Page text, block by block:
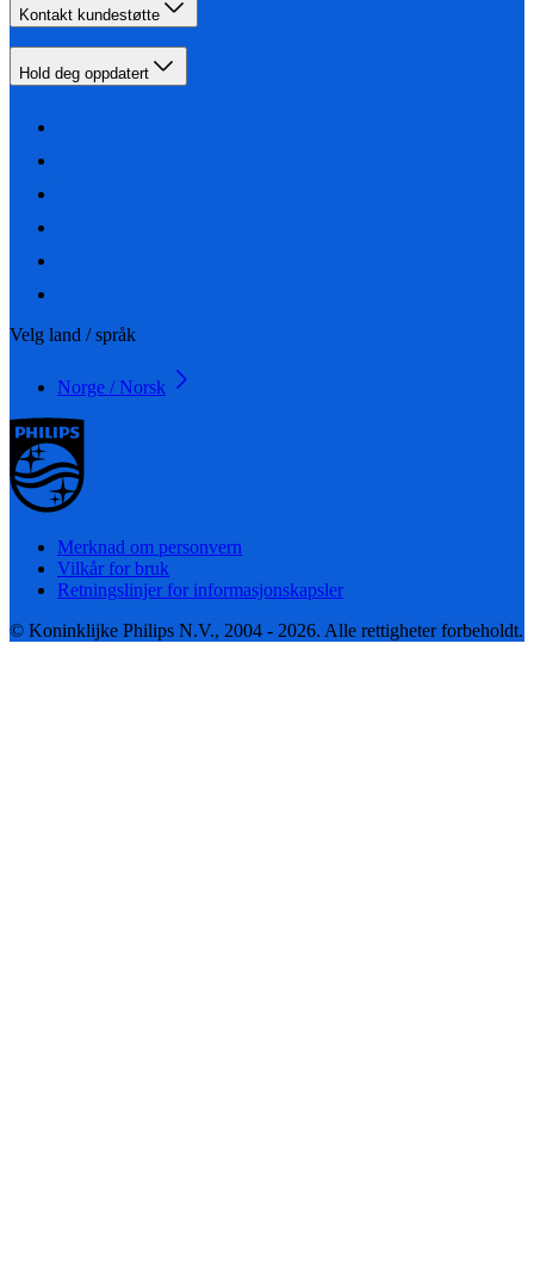
Kontakt kundestøtte
Hold deg oppdatert
Velg land / språk
Norge / Norsk
Merknad om personvern
Vilkår for bruk
Retningslinjer for informasjonskapsler
© Koninklijke Philips N.V., 2004 - 2026. Alle rettigheter forbeholdt.